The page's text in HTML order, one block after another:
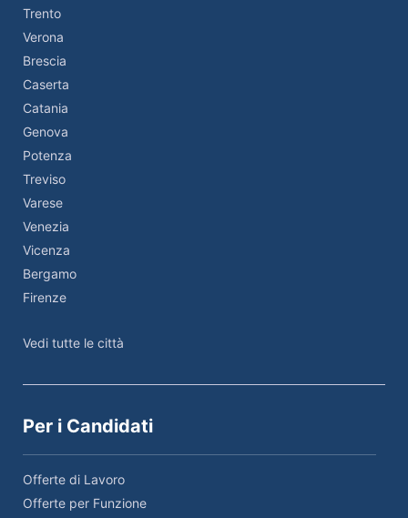
Trento
Verona
Brescia
Caserta
Catania
Genova
Potenza
Treviso
Varese
Venezia
Vicenza
Bergamo
Firenze
Vedi tutte le città
Per i Candidati
Offerte di Lavoro
Offerte per Funzione